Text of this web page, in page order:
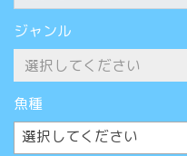
ジャンル
魚種
選択してください